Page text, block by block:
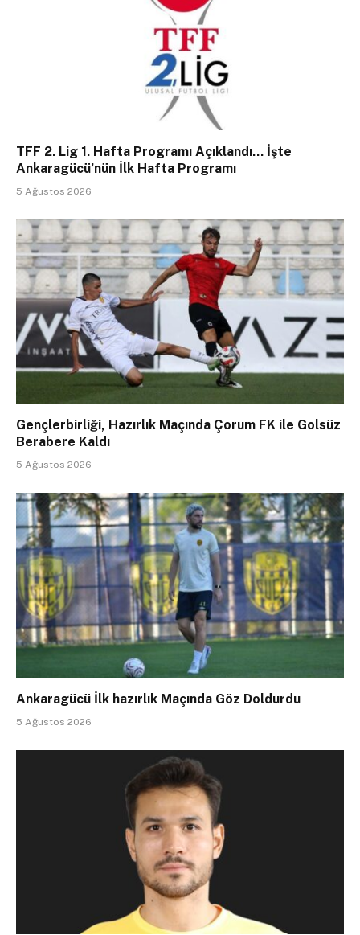
TFF 2. Lig 1. Hafta Programı Açıklandı… İşte
Ankaragücü’nün İlk Hafta Programı
5 Ağustos 2026
Gençlerbirliği, Hazırlık Maçında Çorum FK ile Golsüz
Berabere Kaldı
5 Ağustos 2026
Ankaragücü İlk hazırlık Maçında Göz Doldurdu
5 Ağustos 2026